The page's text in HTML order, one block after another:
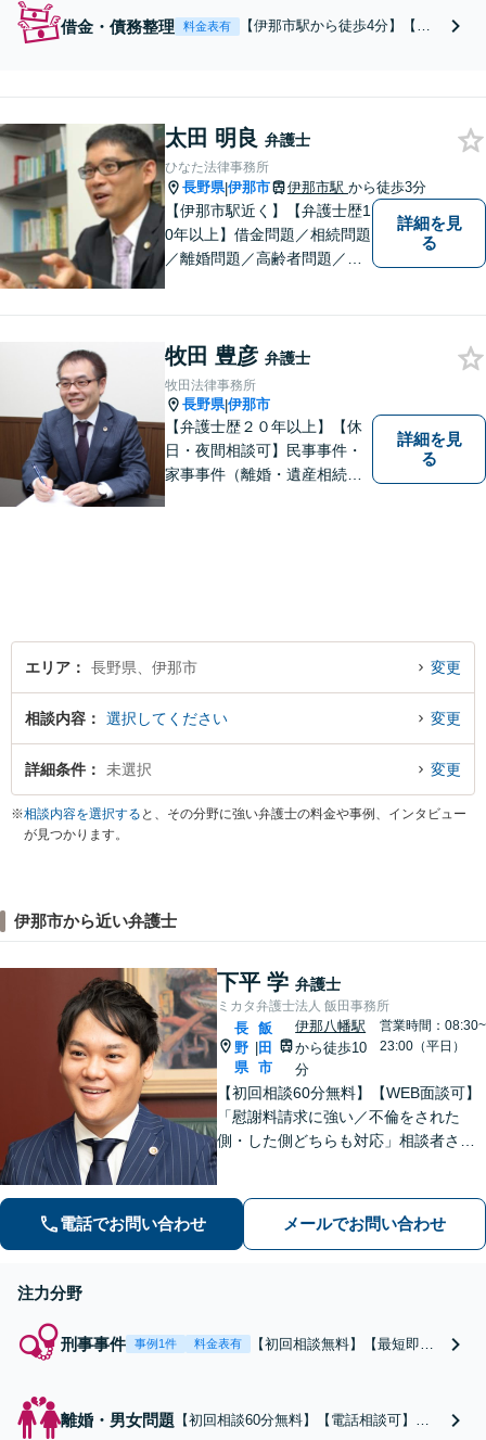
てお任せください。むち打ち
症の慰謝料増額交渉、重度後
います。【夜間面談可】
借金・債務整理 料金表有
【伊那市駅から徒歩4分】【法
すぐ督促を止めたい】自己破
破産いずれも対応。【完全個室
で秘密厳守】
太田 明良 弁護士
ひなた法律事務所
長野県|伊那市 伊那市駅 から徒歩3分
【伊那市駅近く】【弁護士歴1
0年以上】借金問題／相続問題
／離婚問題／高齢者問題／相
根ざした弁護士】もし何かお
困りな事がございましたらお
気軽にご相談ください。
詳細を見
る
牧田 豊彦 弁護士
牧田法律事務所
長野県|伊那市
【弁護士歴２０年以上】【休
日・夜間相談可】民事事件・
家事事件（離婚・遺産相続、
詳細を見
る
エリア 長野県、伊那市 変更
相談内容 選択してください 変更
詳細条件 未選択 変更
※相談内容を選択する と、その分野に強い弁護士の料金や事例、インタビュー
が見つかります。
伊那市から近い弁護士
下平 学 弁護士
ミカタ弁護士法人 飯田事務所
長
野
県
飯
田
市
伊那八幡駅
から徒歩10
分
営業時間：08:30~
23:00（平日）
【初回相談60分無料】【WEB面談可】
「慰謝料請求に強い／不倫をされた
側・した側どちらも対応」相談者さま
約書チェック・労務対応など企業法務
の豊富な実績」「事業承継の対応実績
電話でお問い合わせ メールでお問い合わせ
注力分野
刑事事件 事例1件 料金表有
【初回相談無料】【最短即
いないが、警察に捜査されて
離婚・男女問題 【初回相談60分無料】【電話相談可】